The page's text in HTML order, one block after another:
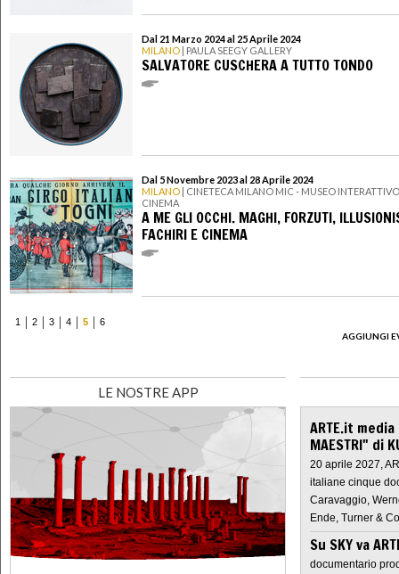
Dal 21 Marzo 2024 al 25 Aprile 2024
MILANO | PAULA SEEGY GALLERY
SALVATORE CUSCHERA A TUTTO TONDO
Dal 5 Novembre 2023 al 28 Aprile 2024
MILANO | CINETECA MILANO MIC - MUSEO
CINEMA
A ME GLI OCCHI. MAGHI, FORZUTI,
FACHIRI E CINEMA
1 2 3 4 5
6
AGGIUNGI
LE NOSTRE APP
ARTE.it
MAESTRI" di
20 aprile 2027,
italiane cinque
Caravaggio,
Ende, Turner &
Su SKY va
documentario